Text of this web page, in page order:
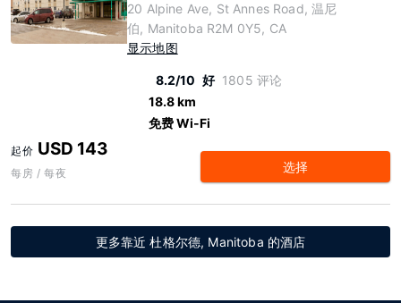
20 Alpine Ave, St Annes Road, 温尼
伯, Manitoba R2M 0Y5, CA
显示地图
8.2/10 好 1805 评论
18.8 km
免费 Wi-Fi
起价 USD 143
每房 / 每夜 选择
更多靠近 杜格尔德, Manitoba 的酒店